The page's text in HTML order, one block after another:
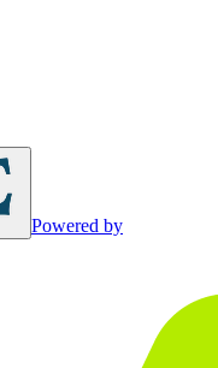
Powered by